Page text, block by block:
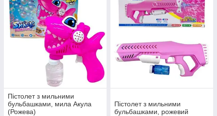
Пістолет з мильними
бульбашками, мила Акула
(Рожева)
Пістолет з мильними
бульбашками, рожевий